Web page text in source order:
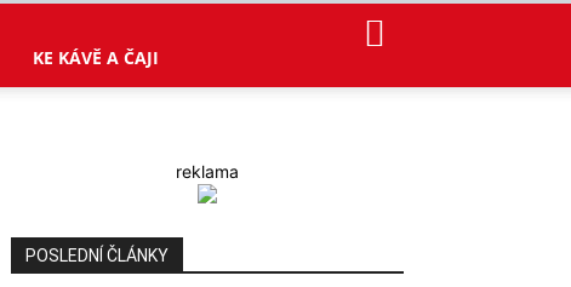
KE KÁVĚ A ČAJI
reklama
POSLEDNÍ ČLÁNKY